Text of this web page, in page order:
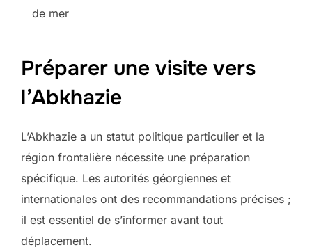
de mer
Préparer une visite vers
l’Abkhazie
L’Abkhazie a un statut politique particulier et la
région frontalière nécessite une préparation
spécifique. Les autorités géorgiennes et
internationales ont des recommandations précises ;
il est essentiel de s’informer avant tout
déplacement.